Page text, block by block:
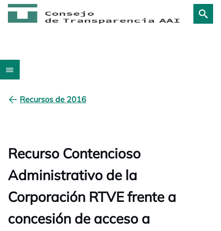
Recursos de 2016
Recurso Contencioso
Administrativo de la
Corporación RTVE frente a
concesión de acceso a